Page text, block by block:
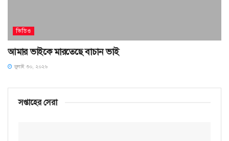
ভিডিও
আমার ভাইকে মারতেছে বাচান ভাই
জুলাই ৩০, ২০২৬
সপ্তাহের সেরা